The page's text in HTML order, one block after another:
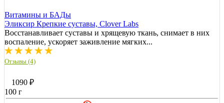
Витамины и БАДы
Эликсир Крепкие суставы, Clover Labs
Восстанавливает суставы и хрящевую ткань, снимает в них
воспаление, ускоряет заживление мягких...
Отзывы (4)
1090 ₽
100 г